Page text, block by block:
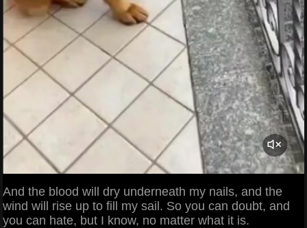
And the blood will dry underneath my nails, and the
wind will rise up to fill my sail. So you can doubt, and
you can hate, but I know, no matter what it is.